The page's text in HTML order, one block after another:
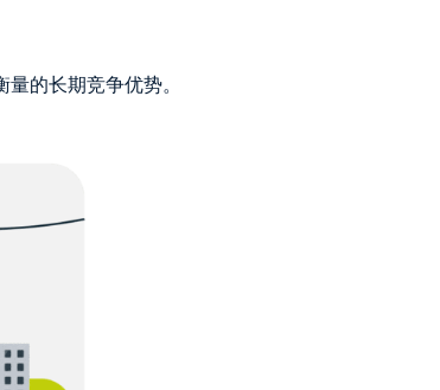
的长期竞争优势。